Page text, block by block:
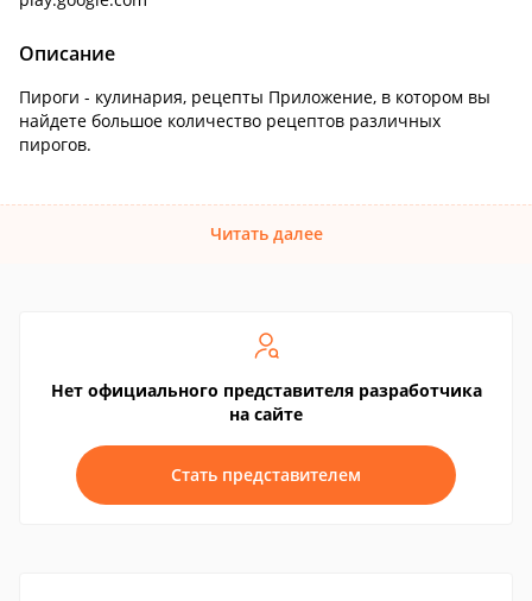
Описание
Пироги - кулинария, рецепты Приложение, в котором вы
найдете большое количество рецептов различных
пирогов.
Читать далее
Нет официального представителя разработчика
на сайте
Стать представителем